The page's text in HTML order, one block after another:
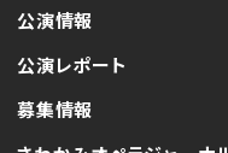
公演情報
公演レポート
募集情報